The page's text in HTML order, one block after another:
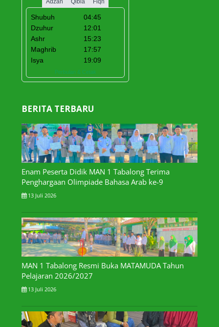
BERITA TERBARU
Enam Peserta Didik MAN 1 Tabalong Terima
Penghargaan Olimpiade Bahasa Arab ke-9
13 Juli 2026
MAN 1 Tabalong Resmi Buka MATAMUDA Tahun
Pelajaran 2026/2027
13 Juli 2026